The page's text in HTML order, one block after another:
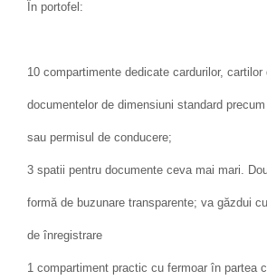
În portofel:
10 compartimente dedicate cardurilor,
documentelor de dimensiuni standard
sau permisul de conducere;
3 spatii pentru documente ceva mai mari.
formă de buzunare transparente; va găzdui
de înregistrare
1 compartiment practic cu fermoar în partea